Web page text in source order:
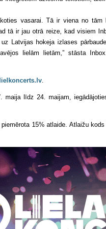
vasarai. Tā ir viena no
tā ir jau otrā reize, kad visiem
Latvijas hokeja izlases
lielām lietām,” stāsta
lielkoncerts.lv.
maija līdz 24. maijam,
15% atlaide. Atlaižu